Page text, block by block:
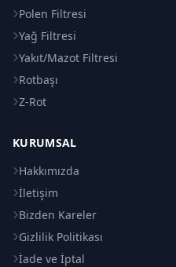
Polen Filtresi
Yağ Filtresi
Yakıt/Mazot Filtresi
Rotbaşı
Z-Rot
KURUMSAL
Hakkımızda
İletişim
Bizden Kareler
Gizlilik Politikası
İade ve İptal